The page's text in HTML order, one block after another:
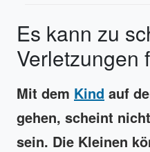
Es kann zu
Verletzungen
Mit dem Kind auf
gehen, scheint
sein. Die Kleinen